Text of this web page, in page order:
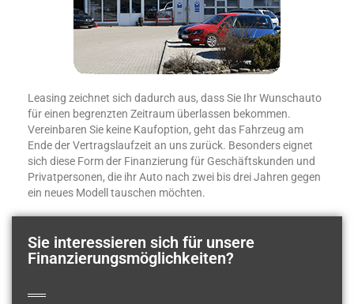
Leasing zeichnet sich dadurch aus, dass Sie Ihr Wunschauto
für einen begrenzten Zeitraum überlassen bekommen.
Vereinbaren Sie keine Kaufoption, geht das Fahrzeug am
Ende der Vertragslaufzeit an uns zurück. Besonders eignet
sich diese Form der Finanzierung für Geschäftskunden und
Privatpersonen, die ihr Auto nach zwei bis drei Jahren gegen
ein neues Modell tauschen möchten.
Sie interessieren sich für unsere
Finanzierungsmöglichkeiten?